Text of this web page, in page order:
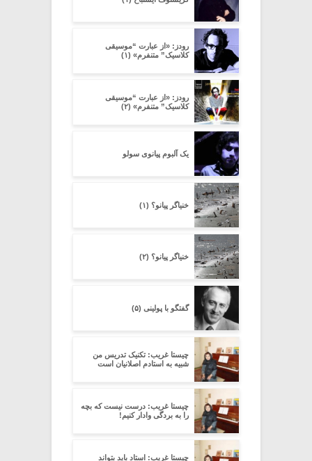
رودز: «از عبارت “موسیقی
کلاسیک” متنفرم» (۱)
رودز: «از عبارت “موسیقی
کلاسیک” متنفرم» (۲)
یک آلبوم پیانوی سولو
خنیاگر پیانو؟ (۱)
خنیاگر پیانو؟ (۲)
گفتگو با پولینی (۵)
چیستا غریب: تکنیک تدریس من
شبیه به استادم اصلانیان است
چیستا غریب: درست نیست که بچه
را به بردگی وادار کنیم!
چیستا غریب: استاد باید بتواند